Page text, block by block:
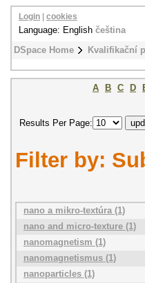
DSpace Home Kvalifikační
Login cookies
Language: English čeština
A B C D
Results Per Page:
Filter by:
nano a mikro-textúra (1)
nano and micro-texture (1)
nanomagnetism (1)
nanomagnetismus (1)
nanoparticles (1)